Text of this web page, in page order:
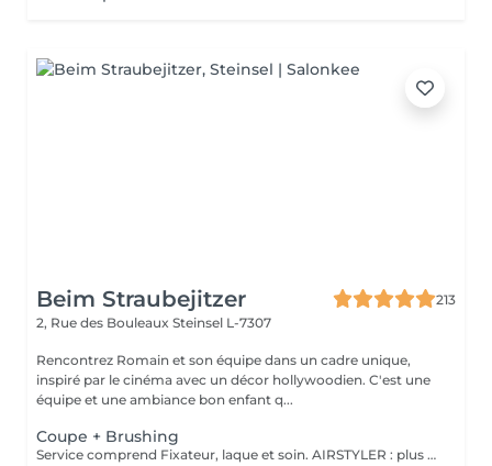
Beim Straubejitzer
213
2, Rue des Bouleaux Steinsel L-7307
Rencontrez Romain et son équipe dans un cadre unique,
inspiré par le cinéma avec un décor hollywoodien. C'est une
équipe et une ambiance bon enfant q...
Coupe + Brushing
Service comprend Fixateur, laque et soin. AIRSTYLER : plus de brillance et de ténacité qu'un brushing. JocoStyler: un lisseur, lissage et soin, qui donne la brillance spectaculaire.